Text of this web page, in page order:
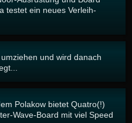
testet ein neues Verleih-
und wird danach
Polakow bietet Quatro(!)
Wave-Board mit viel Speed